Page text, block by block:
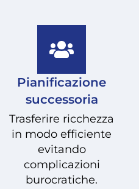
Pianificazione
successoria
Trasferire ricchezza
in modo efficiente
evitando
complicazioni
burocratiche.